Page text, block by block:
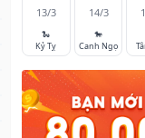
13/3
🐍
Kỷ Tỵ
14/3
🐎
Canh Ngọ